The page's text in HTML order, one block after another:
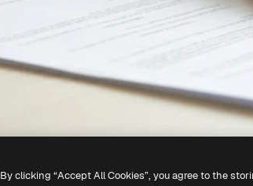
By clicking “Accept All Cookies”, you agree to the